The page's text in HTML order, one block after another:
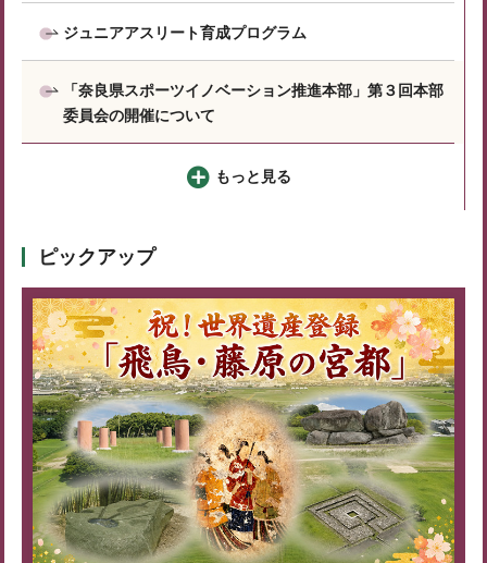
ジュニアアスリート育成プログラム
「奈良県スポーツイノベーション推進本部」第３回本部
委員会の開催について
もっと見る
ピックアップ